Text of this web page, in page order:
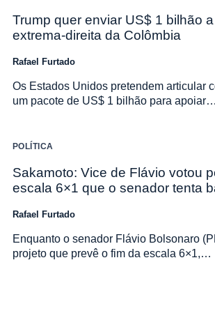
Trump quer enviar US$ 1 bilhão
extrema-direita da Colômbia
Rafael Furtado
Os Estados Unidos pretendem articular
um pacote de US$ 1 bilhão para apoiar…
POLÍTICA
Sakamoto: Vice de Flávio votou
escala 6×1 que o senador tenta
Rafael Furtado
Enquanto o senador Flávio Bolsonaro
projeto que prevê o fim da escala 6×1,…